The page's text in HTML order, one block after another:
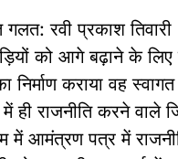
रवी प्रकाश तिवारी
को आगे बढ़ाने के
कराया वह
राजनीति करने वाले
आमंत्रण पत्र में